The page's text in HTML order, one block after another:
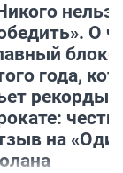
нельзя
О
года,
рекорды в
на